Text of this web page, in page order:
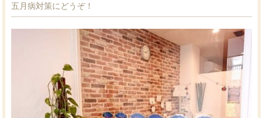
五月病対策にどうぞ！